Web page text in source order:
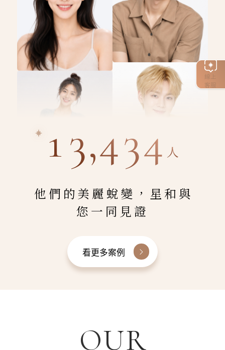
線上
客服
13,434 人
他們的美麗蛻變，星和與
您一同見證
看更多案例
OUR